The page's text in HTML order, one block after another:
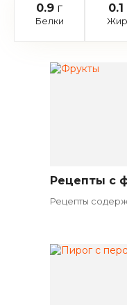
0.9 г
Белки
0.1
Рецепты с
Рецепты